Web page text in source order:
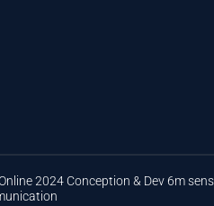
2024 Conception & Dev 6m sens